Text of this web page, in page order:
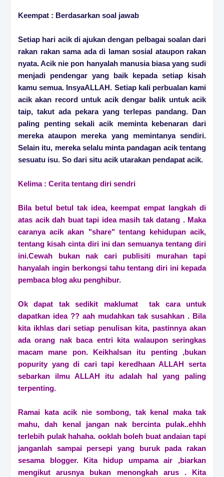
Keempat : Berdasarkan soal jawab
Setiap hari acik di ajukan dengan pelbagai soalan dari
rakan rakan sama ada di laman sosial ataupon rakan
nyata. Acik nie pon hanyalah manusia biasa yang sudi
menjadi pendengar yang baik kepada setiap kisah
kamu semua. InsyaALLAH. Setiap kali perbualan kami
acik akan record untuk acik dengar balik untuk acik
taip, takut ada pekara yang terlepas pandang. Dan
paling penting sekali acik meminta kebenaran dari
mereka ataupon mereka yang memintanya sendiri.
Selain itu, mereka selalu minta pandagan acik tentang
sesuatu isu. So dari situ acik utarakan pendapat acik.
Kelima : Cerita tentang diri sendri
Bila betul betul tak idea, keempat empat langkah di
atas acik dah buat tapi idea masih tak datang . Maka
caranya acik akan "share" tentang kehidupan acik,
tentang kisah cinta diri ini dan semuanya tentang diri
ini.Cewah bukan nak cari publisiti murahan tapi
hanyalah ingin berkongsi tahu tentang diri ini kepada
pembaca blog aku penghibur.
Ok dapat tak sedikit maklumat tak cara untuk
dapatkan idea ?? aah mudahkan tak susahkan . Bila
kita ikhlas dari setiap penulisan kita, pastinnya akan
ada orang nak baca entri kita walaupon seringkas
macam mane pon. Keikhalsan itu penting ,bukan
popurity yang di cari tapi keredhaan ALLAH serta
sebarkan ilmu ALLAH itu adalah hal yang paling
terpenting.
Ramai kata acik nie sombong, tak kenal maka tak
mahu, dah kenal jangan nak bercinta pulak..ehhh
terlebih pulak hahaha. ooklah boleh buat andaian tapi
janganlah sampai persepi yang buruk pada rakan
sesama blogger. Kita hidup umpama air ,biarkan
mengikut arusnya bukan menongkah arus . Kita